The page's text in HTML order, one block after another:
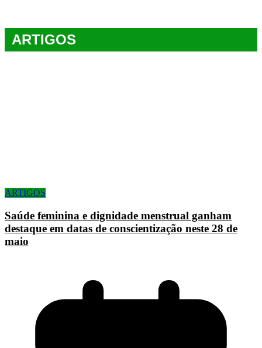
ARTIGOS
ARTIGOS
Saúde feminina e dignidade menstrual ganham
destaque em datas de conscientização neste 28 de
maio